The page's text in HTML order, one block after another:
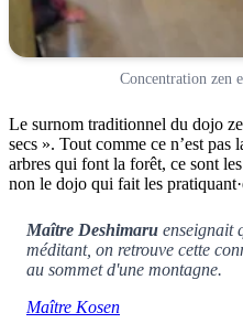
Concentration zen
Le surnom traditionnel du dojo
secs ». Tout comme ce n’est
arbres qui font la forêt, ce sont
non le dojo qui fait les
Maître Deshimaru enseignait
méditant, on retrouve cette
au sommet d'une montagne.
Maître Kosen